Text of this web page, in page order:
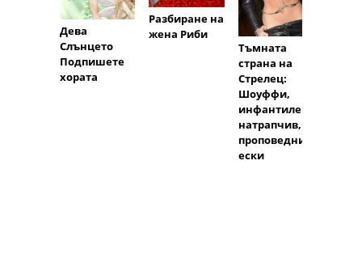
Дева
Слънцето
Подпишете
хората
Разбиране на
жена Риби
Тъмната
страна на
Стрелец:
Шоуффи,
инфантилен,
натрапчив,
проповеднич
ески